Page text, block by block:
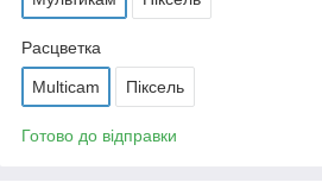
Расцветка
Multicam Піксель
Готово до відправки